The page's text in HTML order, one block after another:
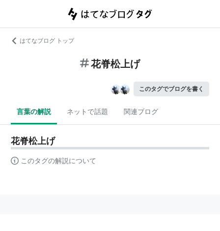
はてなブログ トップ
花脊松上げ
このタグでブログを書く
言葉の解説 ネットで話題 関連ブログ
花脊松上げ
このタグの解説について